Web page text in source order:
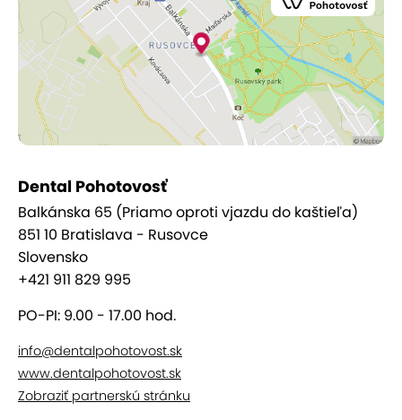
Dentálna hygiena – základ
zdravého chrupu
Preventívna dentálna hygiena je kľúčom k
zdravým ďasnám, odstráneniu zubného
kameňa, povlaku a pigmentácií
k zápalom či kazom. Profesionálne hygienické
Dental Pohotovosť
Balkánska 65 (Priamo oproti vjazdu do kaštieľa)
851 10 Bratislava - Rusovce
Slovensko
+421 911 829 995
PO-PI: 9.00 - 17.00 hod.
info@dentalpohotovost.sk
www.dentalpohotovost.sk
Zobraziť partnerskú stránku